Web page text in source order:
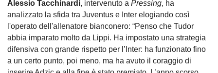
Alessio Tacchinardi, intervenuto a Pressing, ha
analizzato la sfida tra Juventus e Inter elogiando così
l'operato dell'allenatore bianconero: “Penso che Tudor
abbia imparato molto da Lippi. Ha impostato una strategia
difensiva con grande rispetto per l’Inter: ha funzionato fino
a un certo punto, poi meno, ma ha avuto il coraggio di